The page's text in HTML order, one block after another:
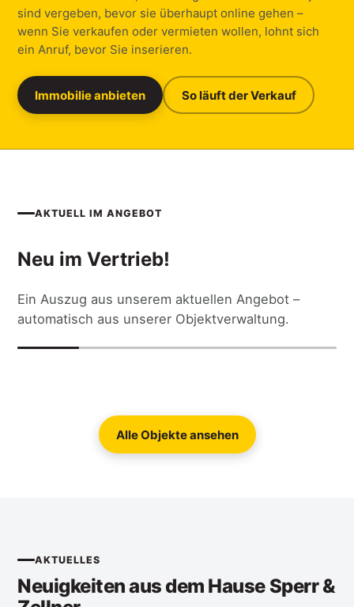
sind vergeben, bevor sie überhaupt online gehen –
wenn Sie verkaufen oder vermieten wollen, lohnt sich
ein Anruf, bevor Sie inserieren.
Immobilie anbieten So läuft der Verkauf
AKTUELL IM ANGEBOT
Neu im Vertrieb!
Ein Auszug aus unserem aktuellen Angebot –
automatisch aus unserer Objektverwaltung.
Alle Objekte ansehen
AKTUELLES
Neuigkeiten aus dem Hause Sperr &